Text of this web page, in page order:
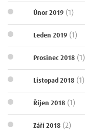
Únor 2019 (1)
Leden 2019 (1)
Prosinec 2018 (1)
Listopad 2018 (1)
Říjen 2018 (1)
Září 2018 (2)